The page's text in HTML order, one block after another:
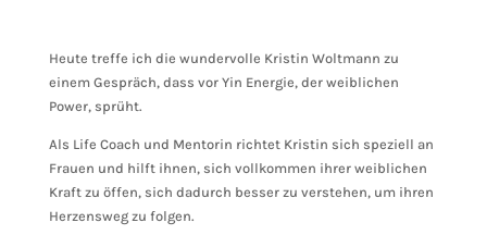
Heute treffe ich die wundervolle Kristin Woltmann zu
einem Gespräch, dass vor Yin Energie, der weiblichen
Power, sprüht.
Als Life Coach und Mentorin richtet Kristin sich speziell an
Frauen und hilft ihnen, sich vollkommen ihrer weiblichen
Kraft zu öffen, sich dadurch besser zu verstehen, um ihren
Herzensweg zu folgen.